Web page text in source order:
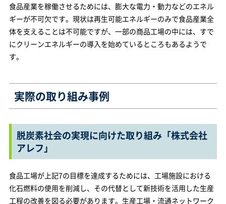
食品産業を稼働させるためには、膨大な電力・動力などのエネル
ギーが不可欠です。現状は再生可能エネルギーのみで食品産業全
体を支えることは不可能ですが、一部の商品工場の中には、すで
にクリーンエネルギーの導入を始めているところもあるようで
す。
実際の取り組み事例
脱炭素社会の実現に向けた取り組み「株式会社
アレフ」
食品工場が上記7の目標を達成するためには、工場施設における
化石燃料の使用を削減し、その代替として新技術を活用した生産
工程の改善を図る必要があります。生産工場・流通ネットワーク